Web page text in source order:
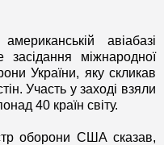
авіабазі
міжнародної
України, яку скликав
Участь у заході взяли
40 країн світу.
оборони США сказав,